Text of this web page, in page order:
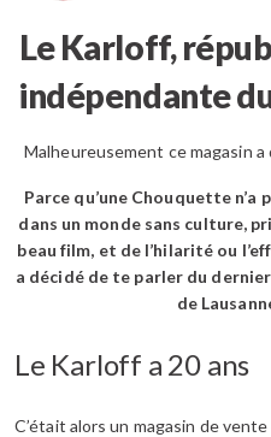
Le Karloff,
indépendante
Malheureusement ce magasin
Parce qu’une Chouquette
dans un monde sans culture,
beau film, et de l’hilarité ou
a décidé de te parler du
de
Le Karloff a 20 ans
C’était alors un magasin de